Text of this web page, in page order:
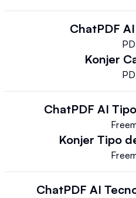
ChatPDF AI
Konjer
ChatPDF AI
Konjer Tipo
ChatPDF AI